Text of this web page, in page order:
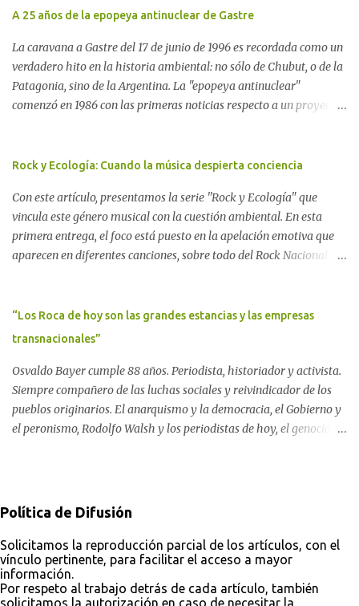
A 25 años de la epopeya antinuclear de Gastre
La caravana a Gastre del 17 de junio de 1996 es recordada como un
verdadero hito en la historia ambiental: no sólo de Chubut, o de la
Patagonia, sino de la Argentina. La "epopeya antinuclear"
comenzó en 1986 con las primeras noticias respecto a un proyecto
proyecto legislativo nacional al respecto. En este artículo, la
Movimiento Antinuclear de Chubut (MACH) liderada por Javier
Rodríguez Pardo, como una lección de rebelión democrática
territorial frente a las imposiciones de la tecnocracia nuclear
globalizada. Dossier N° 3 "La crisis nuclear en el mundo. A 10 años
Dukal.
Rock y Ecología: Cuando la música despierta conciencia
Con este artículo, presentamos la serie "Rock y Ecología" que
vincula este género musical con la cuestión ambiental. En esta
primera entrega, el foco está puesto en la apelación emotiva que
aparecen en diferentes canciones, sobre todo del Rock Nacional.
Carolina Aponte La Madre Tierra se escucha en las canciones del
Rock Nacional.
“Los Roca de hoy son las grandes estancias y las empresas
transnacionales”
Osvaldo Bayer cumple 88 años. Periodista, historiador y activista.
Siempre compañero de las luchas sociales y reivindicador de los
pueblos originarios. El anarquismo y la democracia, el Gobierno y
el peronismo, Rodolfo Walsh y los periodistas de hoy, el genocidio
Política de Difusión
Solicitamos la reproducción parcial de los artículos, con el
vínculo pertinente, para facilitar el acceso a mayor
información.
Por respeto al trabajo detrás de cada artículo, también
solicitamos la autorización en caso de necesitar la